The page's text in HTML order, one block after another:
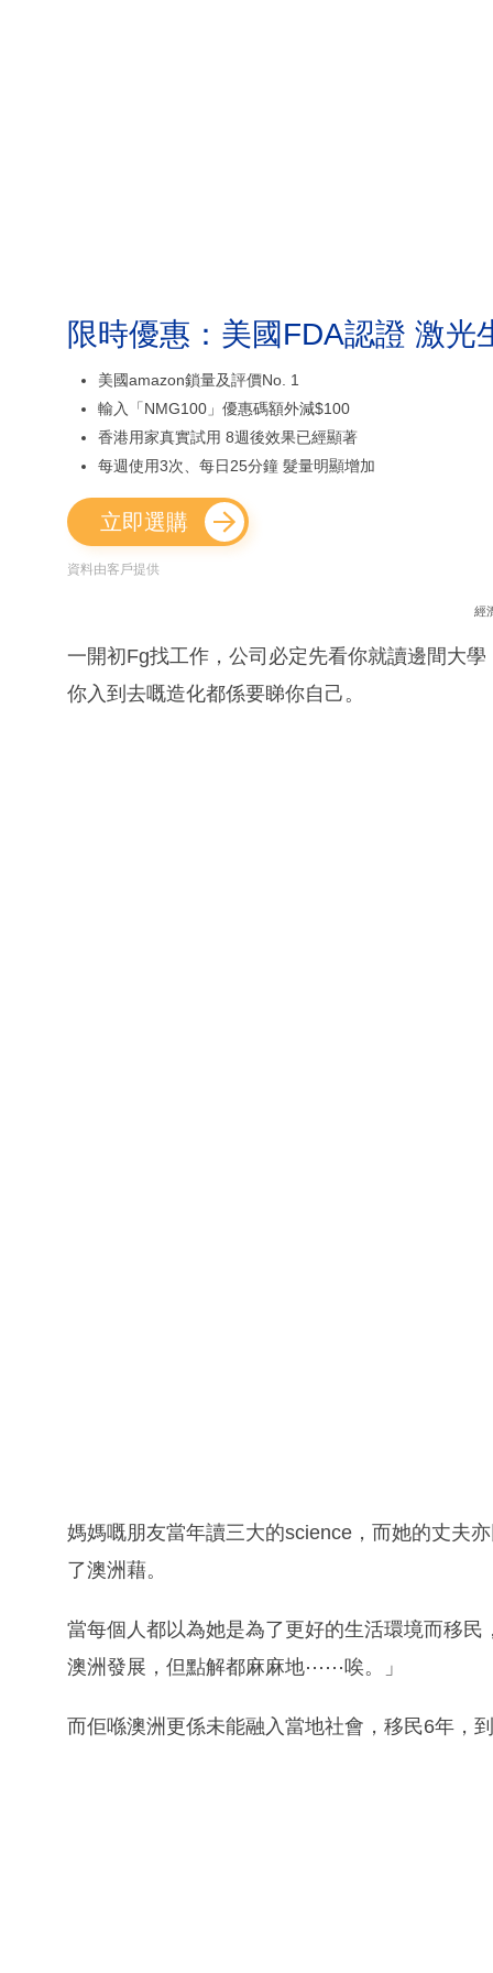
限時優惠：美國FDA認證 激光
美國amazon鎖量及評價No. 1
輸入「NMG100」優惠碼額外減$100
香港用家真實試用 8週後效果已經顯著
每週使用3次、每日25分鐘 髮量明顯增加
立即選購
資料由客戶提供
經
一開初Fg找工作，公司必定先看你就讀邊間大
你入到去嘅造化都係要睇你自己。
媽媽嘅朋友當年讀三大的science，而她的丈夫
了澳洲藉。
當每個人都以為她是為了更好的生活環境而移
澳洲發展，但點解都麻麻地⋯⋯唉。」
而佢喺澳洲更係未能融入當地社會，移民6年